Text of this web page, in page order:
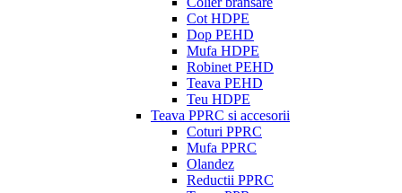
Cot HDPE
Dop PEHD
Mufa HDPE
Robinet PEHD
Teava PEHD
Teu HDPE
Teava PPRC si accesorii
Coturi PPRC
Mufa PPRC
Olandez
Reductii PPRC